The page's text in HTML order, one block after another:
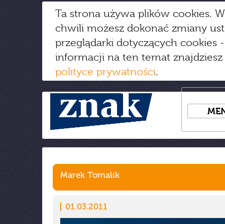
Ta strona używa plików cookies.
chwili możesz dokonać zmiany
przeglądarki dotyczących cookies
informacji na ten temat
polityce prywatności.
Marek Tomalik
01.03.2011